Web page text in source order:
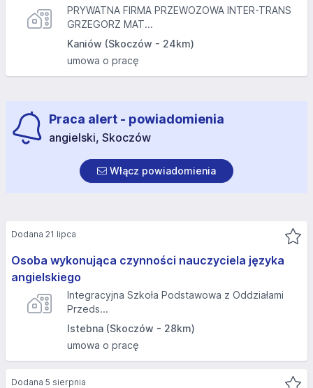
PRYWATNA FIRMA PRZEWOZOWA INTER-TRANS
GRZEGORZ MAT...
Kaniów (Skoczów - 24km)
umowa o pracę
Praca alert - powiadomienia
angielski, Skoczów
Włącz powiadomienia
Osoba wykonująca czynności nauczyciela języka
angielskiego
Integracyjna Szkoła Podstawowa z Oddziałami
Przeds...
Istebna (Skoczów - 28km)
umowa o pracę
Dodana 21 lipca
Dodana 5 sierpnia